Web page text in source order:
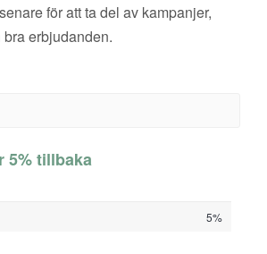
för att ta del av kampanjer,
erbjudanden.
5% tillbaka
5%